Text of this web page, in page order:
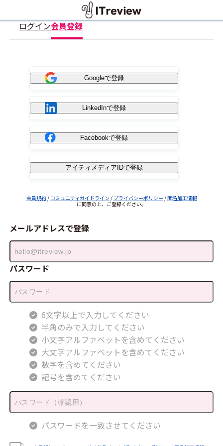
ログイン会員登録
Googleで登録
LinkedInで登録
Facebookで登録
アイティメディアIDで登録
会員規約/ コミュニティガイドライン / プライバシーポリシー /匿名加工情報
に同意の上、ご登録ください。
メールアドレスで登録
パスワード
6文字以上で入力してください
半角のみで入力してください
小文字アルファベットを含めてください
大文字アルファベットを含めてください
数字を含めてください
記号を含めてください
パスワードを一致させてください